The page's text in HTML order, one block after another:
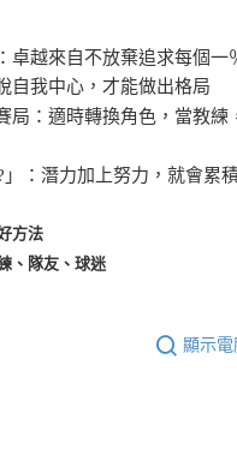
卓越來自不放棄追求每個一
自我中心，才能做出格局
局：適時轉換角色，當教練
」：潛力加上努力，就會累
方法
、隊友、球迷
顯示電